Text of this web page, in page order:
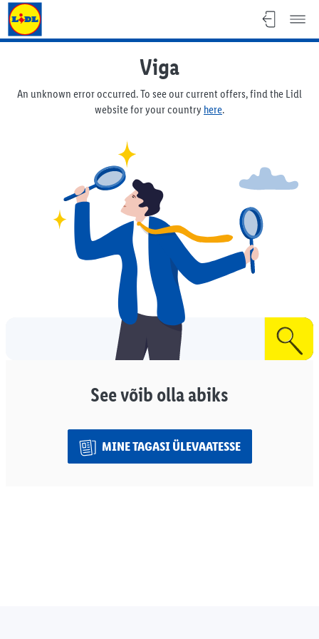
Lidl Flyer
Viga
An unknown error occurred. To see our current offers, find the Lidl
website for your country here.
See võib olla abiks
MINE TAGASI ÜLEVAATESSE